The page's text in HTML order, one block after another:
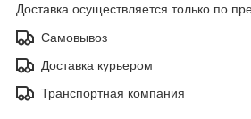
Доставка осуществляется только по
Самовывоз
Доставка курьером
Транспортная компания